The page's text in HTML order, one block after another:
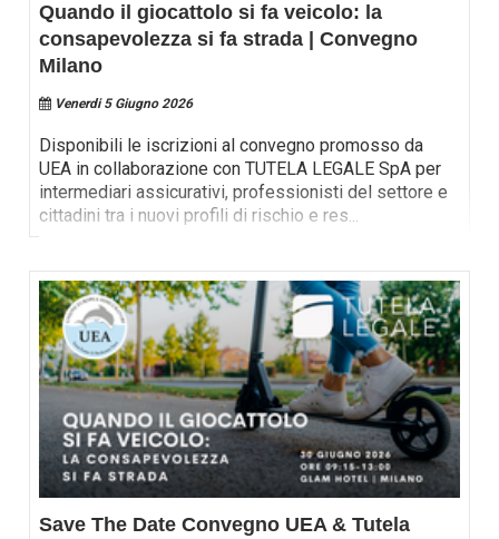
Quando il giocattolo si fa veicolo: la
consapevolezza si fa strada | Convegno
Milano
Venerdi 5 Giugno 2026
Disponibili le iscrizioni al convegno promosso da
UEA in collaborazione con TUTELA LEGALE SpA per
intermediari assicurativi, professionisti del settore e
cittadini tra i nuovi profili di rischio e res...
Save The Date Convegno UEA & Tutela